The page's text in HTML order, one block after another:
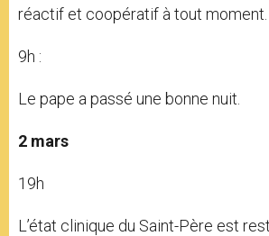
réactif et coopératif à tout moment.
9h :
Le pape a passé une bonne nuit.
2 mars
19h
L’état clinique du Saint-Père est